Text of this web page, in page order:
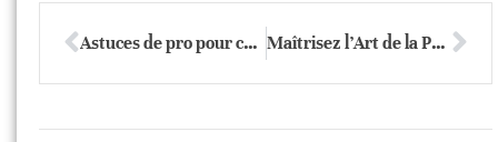
Astuces de pro pour capturer parfaitement les expressions de votre bébé Maîtrisez l’Art de la Photo: Techniques Créatives pour Sublimer vos Clichés